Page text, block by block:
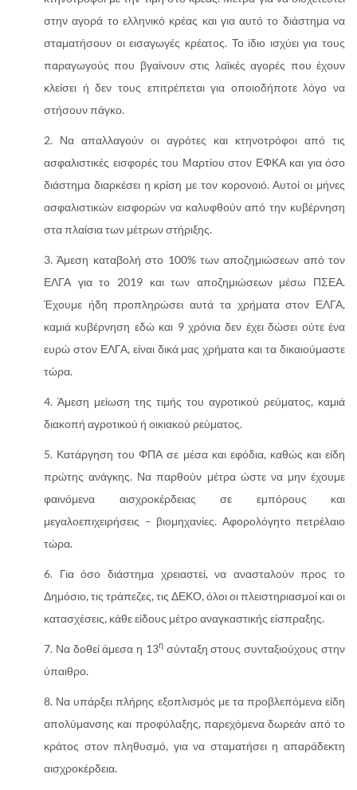
στην αγορά το ελληνικό κρέας και για αυτό το διάστημα να
σταματήσουν οι εισαγωγές κρέατος. Το ίδιο ισχύει για τους
παραγωγούς που βγαίνουν στις λαϊκές αγορές που έχουν
κλείσει ή δεν τους επιτρέπεται για οποιοδήποτε λόγο να
στήσουν πάγκο.
Να απαλλαγούν οι αγρότες και κτηνοτρόφοι από τις
ασφαλιστικές εισφορές του Μαρτίου στον ΕΦΚΑ και για όσο
διάστημα διαρκέσει η κρίση με τον κορονοιό. Αυτοί οι μήνες
ασφαλιστικών εισφορών να καλυφθούν από την κυβέρνηση
στα πλαίσια των μέτρων στήριξης.
Άμεση καταβολή στο 100% των αποζημιώσεων από τον
ΕΛΓΑ για το 2019 και των αποζημιώσεων μέσω ΠΣΕΑ.
Έχουμε ήδη προπληρώσει αυτά τα χρήματα στον ΕΛΓΑ,
καμιά κυβέρνηση εδώ και 9 χρόνια δεν έχει δώσει ούτε ένα
ευρώ στον ΕΛΓΑ, είναι δικά μας χρήματα και τα δικαιούμαστε
τώρα.
Άμεση μείωση της τιμής του αγροτικού ρεύματος, καμιά
διακοπή αγροτικού ή οικιακού ρεύματος.
Κατάργηση του ΦΠΑ σε μέσα και εφόδια, καθώς και είδη
πρώτης ανάγκης. Να παρθούν μέτρα ώστε να μην έχουμε
φαινόμενα αισχροκέρδειας σε εμπόρους και
μεγαλοεπιχειρήσεις – βιομηχανίες. Αφορολόγητο πετρέλαιο
τώρα.
Για όσο διάστημα χρειαστεί, να ανασταλούν προς το
Δημόσιο, τις τράπεζες, τις ΔΕΚΟ, όλοι οι πλειστηριασμοί και οι
κατασχέσεις, κάθε είδους μέτρο αναγκαστικής είσπραξης.
Να δοθεί άμεσα η 13ησύνταξη στους συνταξιούχους στην
ύπαιθρο.
Να υπάρξει πλήρης εξοπλισμός με τα προβλεπόμενα είδη
απολύμανσης και προφύλαξης, παρεχόμενα δωρεάν από το
κράτος στον πληθυσμό, για να σταματήσει η απαράδεκτη
αισχροκέρδεια.